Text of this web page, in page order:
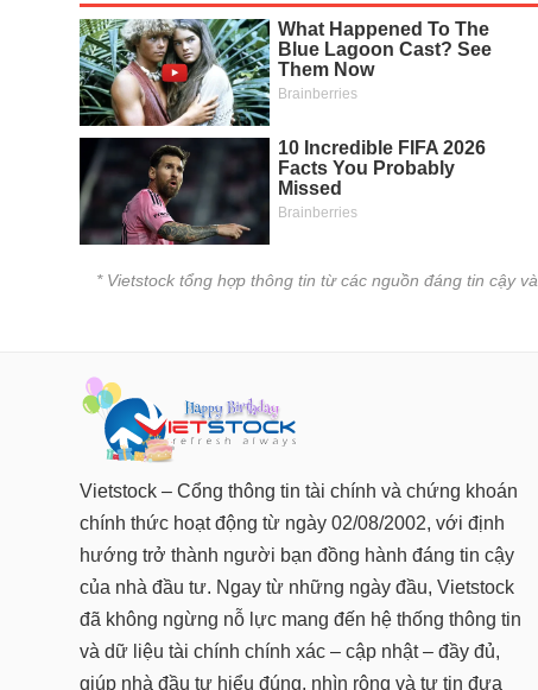
* Vietstock tổng hợp thông tin từ các nguồn đáng tin cậy
Vietstock – Cổng thông tin tài chính và chứng khoán
chính thức hoạt động từ ngày 02/08/2002, với định
hướng trở thành người bạn đồng hành đáng tin cậy
của nhà đầu tư. Ngay từ những ngày đầu, Vietstock
đã không ngừng nỗ lực mang đến hệ thống thông tin
và dữ liệu tài chính chính xác – cập nhật – đầy đủ,
giúp nhà đầu tư hiểu đúng, nhìn rộng và tự tin đưa